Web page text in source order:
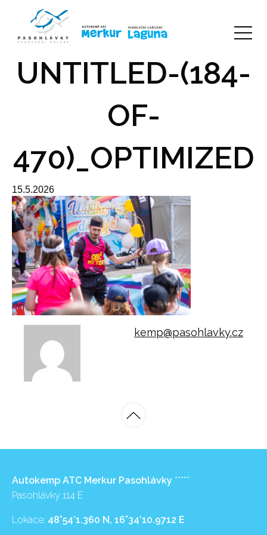
UNTITLED-(184-
OF-
470)_OPTIMIZED
15.5.2026
kemp@pasohlavky.cz
Autokemp ATC Merkur Pasohlávky *****
Pasohlávky 114 E
Lokace: 48°54’1.360 N, 16°34’10.9712 E